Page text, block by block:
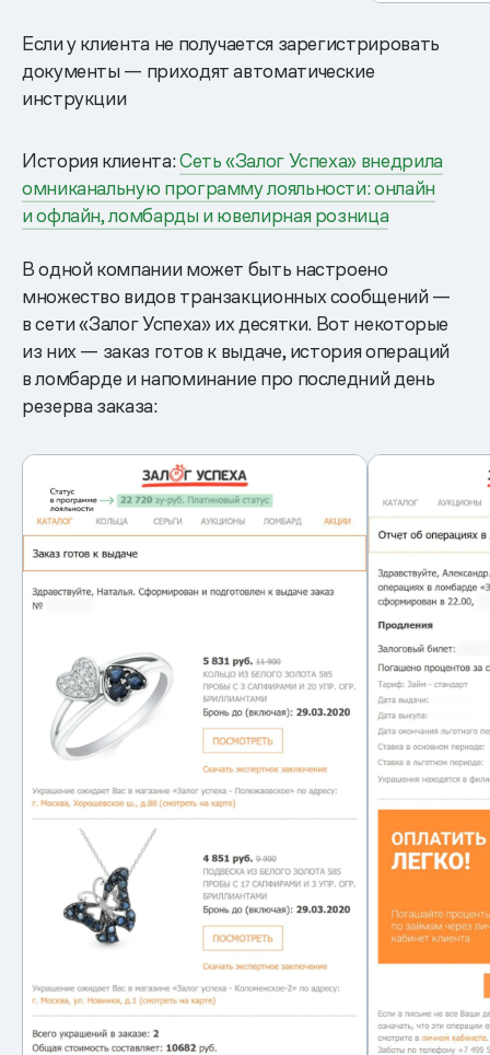
Если у клиента не получается зарегистрировать
документы — приходят автоматические
инструкции
История клиента:Сеть «Залог Успеха» внедрила
омниканальную программу лояльности: онлайн
и офлайн, ломбарды и ювелирная розница
В одной компании может быть настроено
множество видов транзакционных сообщений —
в сети «Залог Успеха» их десятки. Вот некоторые
из них — заказ готов к выдаче, история операций
в ломбарде и напоминание про последний день
резерва заказа: